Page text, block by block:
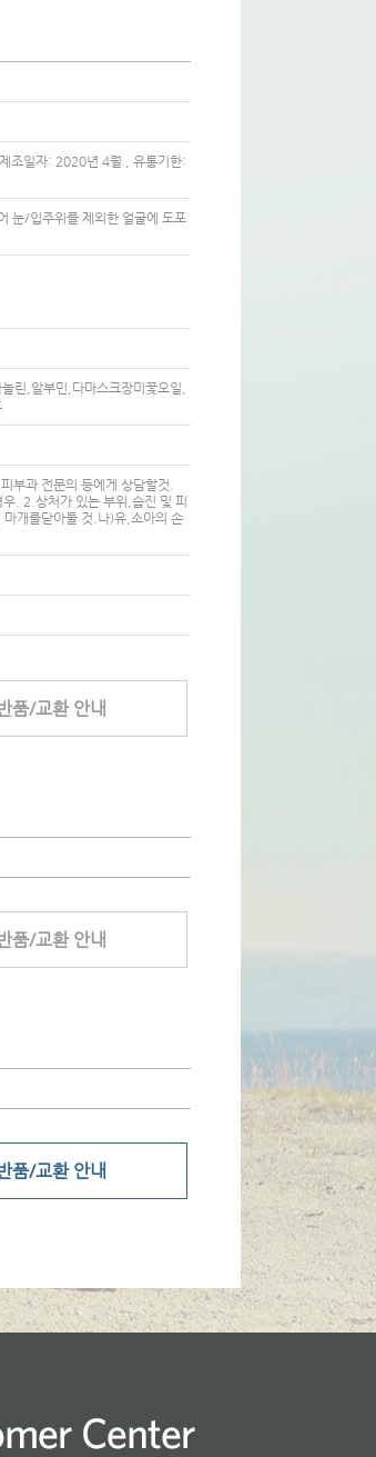
조일자: 2020년 4월 , 유통기한:
눈/입주위를 제외한 얼굴에 도포
린,알부민,다마스크장미꽃오일,
부과 전문의 등에게 상담할것.
. 2.상처가 있는 부위,습진 및 피
개를닫아둘 것.나)유,소아의 손
품/교환 안내
품/교환 안내
품/교환 안내